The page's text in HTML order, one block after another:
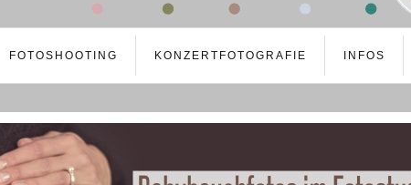
FOTOSHOOTING KONZERTFOTOGRAFIE INFOS